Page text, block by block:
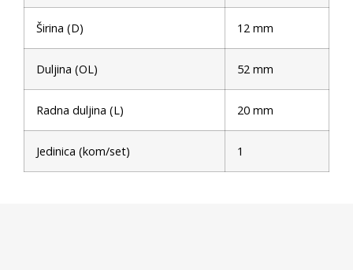
Širina (D) 12 mm
Duljina (OL) 52 mm
Radna duljina (L) 20 mm
Jedinica (kom/set) 1